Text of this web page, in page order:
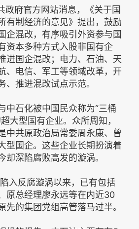
政府官方网站消息，《关于国
有制经济的意见》提出，鼓励
企混改，有序吸引外资参与国
资本多种方式入股非国有企
进国企混改；电力、石油、天
、电信、军工等领域改革，开
、推进混改试点示范。
中石化被中国民众称为“三桶
大型国有企业。众所周知，
中共原政治局常委周永康、曾
型国企。这些企业长期扮演着
却深陷腐败高发的漩涡。
入反腐漩涡以来，已有包括
原总经理廖永远等在内近30
先的集团党组高管落马过半。